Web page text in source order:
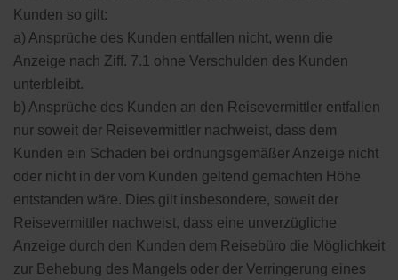
Kunden so gilt:
a) Ansprüche des Kunden entfallen nicht, wenn die
Anzeige nach Ziff. 7.1 ohne Verschulden des Kunden
unterbleibt.
b) Ansprüche des Kunden an den Reisevermittler entfallen
nur soweit der Reisevermittler nachweist, dass dem
Kunden ein Schaden bei ordnungsgemäßer Anzeige nicht
oder nicht in der vom Kunden geltend gemachten Höhe
entstanden wäre. Dies gilt insbesondere, soweit der
Reisevermittler nachweist, dass eine unverzügliche
Anzeige durch den Kunden dem Reisebüro die Möglichkeit
zur Behebung des Mangels oder der Verringerung eines